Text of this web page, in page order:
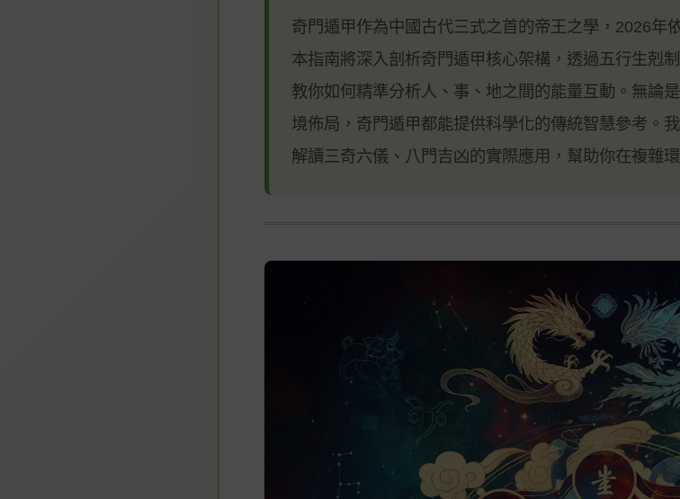
奇門遁甲作為中國古代三式之首的帝王之學，2026年
本指南將深入剖析奇門遁甲核心架構，透過五行生剋
教你如何精準分析人、事、地之間的能量互動。無論
境佈局，奇門遁甲都能提供科學化的傳統智慧參考。
解讀三奇六儀、八門吉凶的實際應用，幫助你在複雜